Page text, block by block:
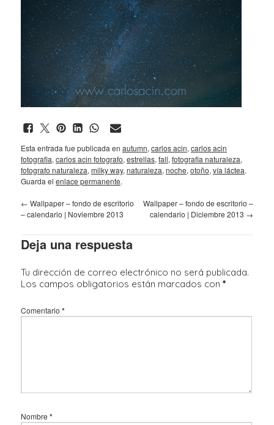
Esta entrada fue publicada en autumn, carlos acin, carlos acin
fotografia, carlos acin fotografo, estrellas, fall, fotografia naturaleza,
fotografo naturaleza, milky way, naturaleza, noche, otoño, vía láctea.
Guarda el enlace permanente.
← Wallpaper – fondo de escritorio
– calendario | Noviembre 2013
Wallpaper – fondo de escritorio –
calendario | Diciembre 2013 →
Deja una respuesta
Tu dirección de correo electrónico no será publicada.
Los campos obligatorios están marcados con *
Comentario *
Nombre *